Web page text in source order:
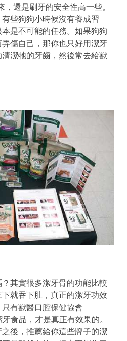
還是刷牙的安全性高一些。
些狗狗小時候沒有養成習
是不可能的任務。如果狗狗
傷自己，那你也只好用潔牙
潔牠的牙齒，然後常去給獸
其實很多潔牙骨的功能比較
就吞下肚，真正的潔牙功效
有獸醫口腔保健協會
食品，才是真正有效果的。
後，推薦給你這些牌子的潔